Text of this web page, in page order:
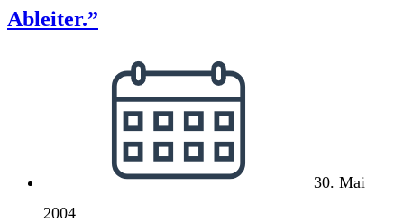
Ableiter.”
veröffentlicht:
30. Mai
2004